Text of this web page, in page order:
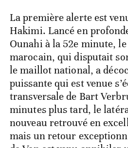
La première alerte est
Hakimi. Lancé en
Ounahi à la 52e minute,
marocain, qui disputait
le maillot national, a
puissante qui est venue
transversale de Bart
minutes plus tard, le
nouveau retrouvé en
mais un retour